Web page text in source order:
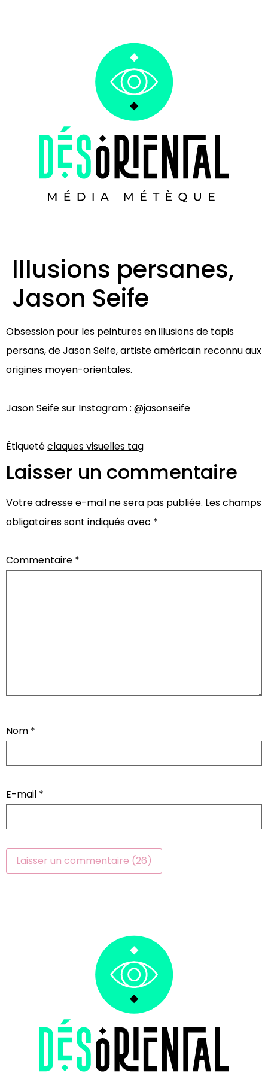
Illusions persanes,
Jason Seife
Obsession pour les peintures en illusions de tapis
persans, de Jason Seife, artiste américain reconnu aux
origines moyen-orientales⁠.
Jason Seife sur Instagram : @jasonseife
Étiquetéclaques visuelles tag
Laisser un commentaire
Votre adresse e-mail ne sera pas publiée. Les champs
obligatoires sont indiqués avec *
Commentaire *
Nom *
E-mail *